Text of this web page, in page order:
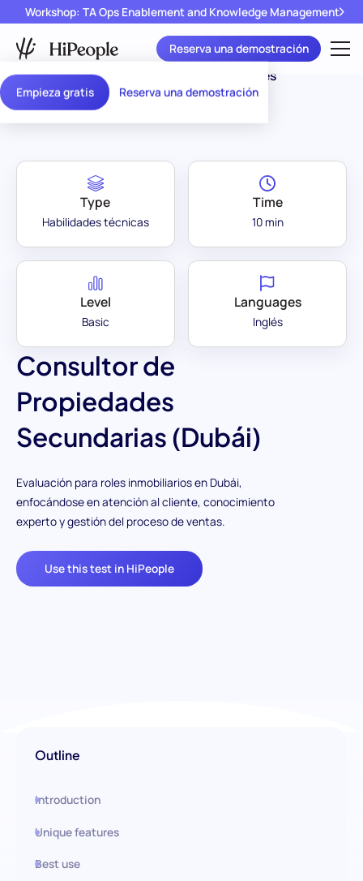
Empieza gratis Reserva una demostración
Workshop: TA Ops Enablement and Knowledge Management
Reserva una demostración
Assessment
Library
Consultor de Propiedades
Secundarias (Dubái)
Consultor de
Propiedades
Secundarias (Dubái)
Evaluación para roles inmobiliarios en Dubái,
enfocándose en atención al cliente, conocimiento
experto y gestión del proceso de ventas.
Use this test in HiPeople
Type
Habilidades técnicas
Time
10 min
Level
Basic
Languages
Inglés
Outline
Introduction
Unique features
Best use